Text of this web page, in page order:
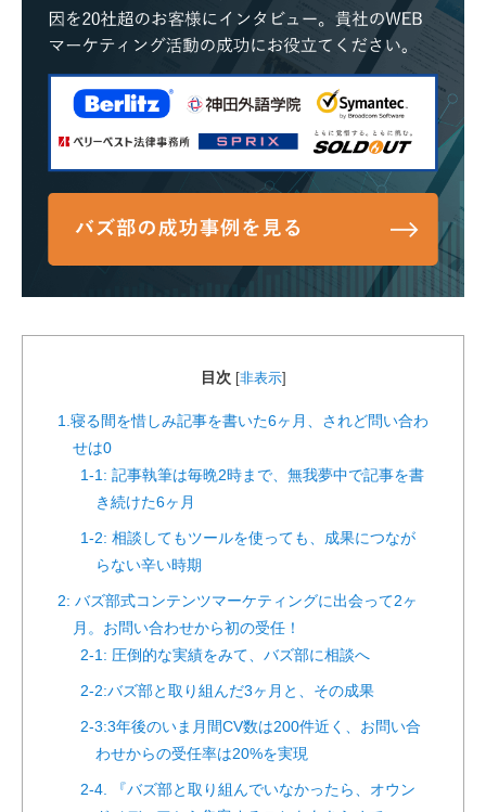
目次 [非表示]
1.寝る間を惜しみ記事を書いた6ヶ月、されど問い合わ
せは0
1-1: 記事執筆は毎晩2時まで、無我夢中で記事を書
き続けた6ヶ月
1-2: 相談してもツールを使っても、成果につなが
らない辛い時期
2: バズ部式コンテンツマーケティングに出会って2ヶ
月。お問い合わせから初の受任！
2-1: 圧倒的な実績をみて、バズ部に相談へ
2-2:バズ部と取り組んだ3ヶ月と、その成果
2-3:3年後のいま月間CV数は200件近く、お問い合
わせからの受任率は20%を実現
2-4. 『バズ部と取り組んでいなかったら、オウン